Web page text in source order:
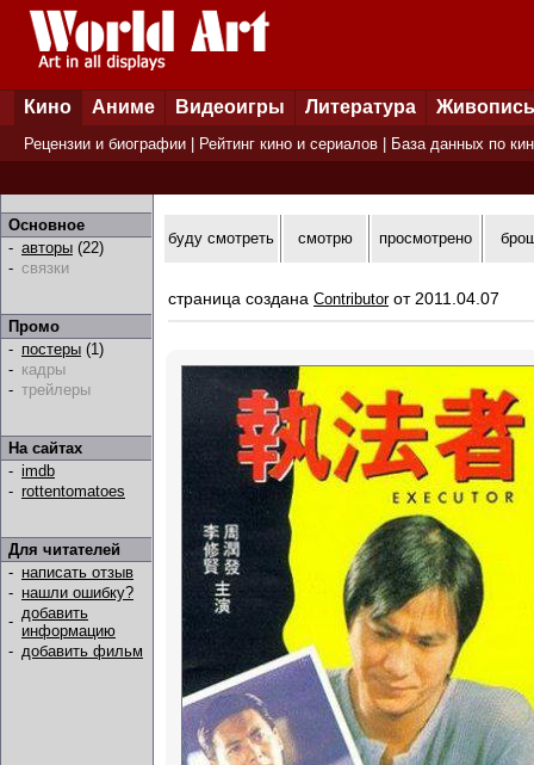
Кино Аниме Видеоигры Литература Живопись
Рецензии и биографии Рейтинг кино и сериалов База данных по
Основное
- авторы (22)
- связки
Промо
- постеры (1)
- кадры
- трейлеры
На сайтах
- imdb
- rottentomatoes
Для читателей
- написать отзыв
- нашли ошибку?
- добавить
информацию
- добавить фильм
буду смотреть смотрю просмотрено
страница создана Contributorот 2011.04.07